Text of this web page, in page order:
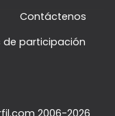
Contáctenos
de participación